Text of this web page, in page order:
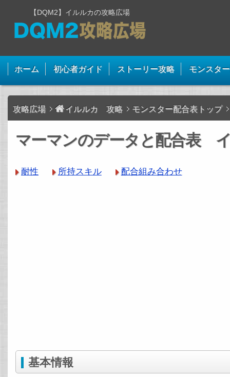
【DQM2】イルルカの攻略広場
ホーム 初心者ガイド ストーリー攻略 モンスタ
攻略広場 イルルカ 攻略 モンスター配合表トップ
マーマンのデータと配合表
耐性 所持スキル 配合組み合わせ
基本情報